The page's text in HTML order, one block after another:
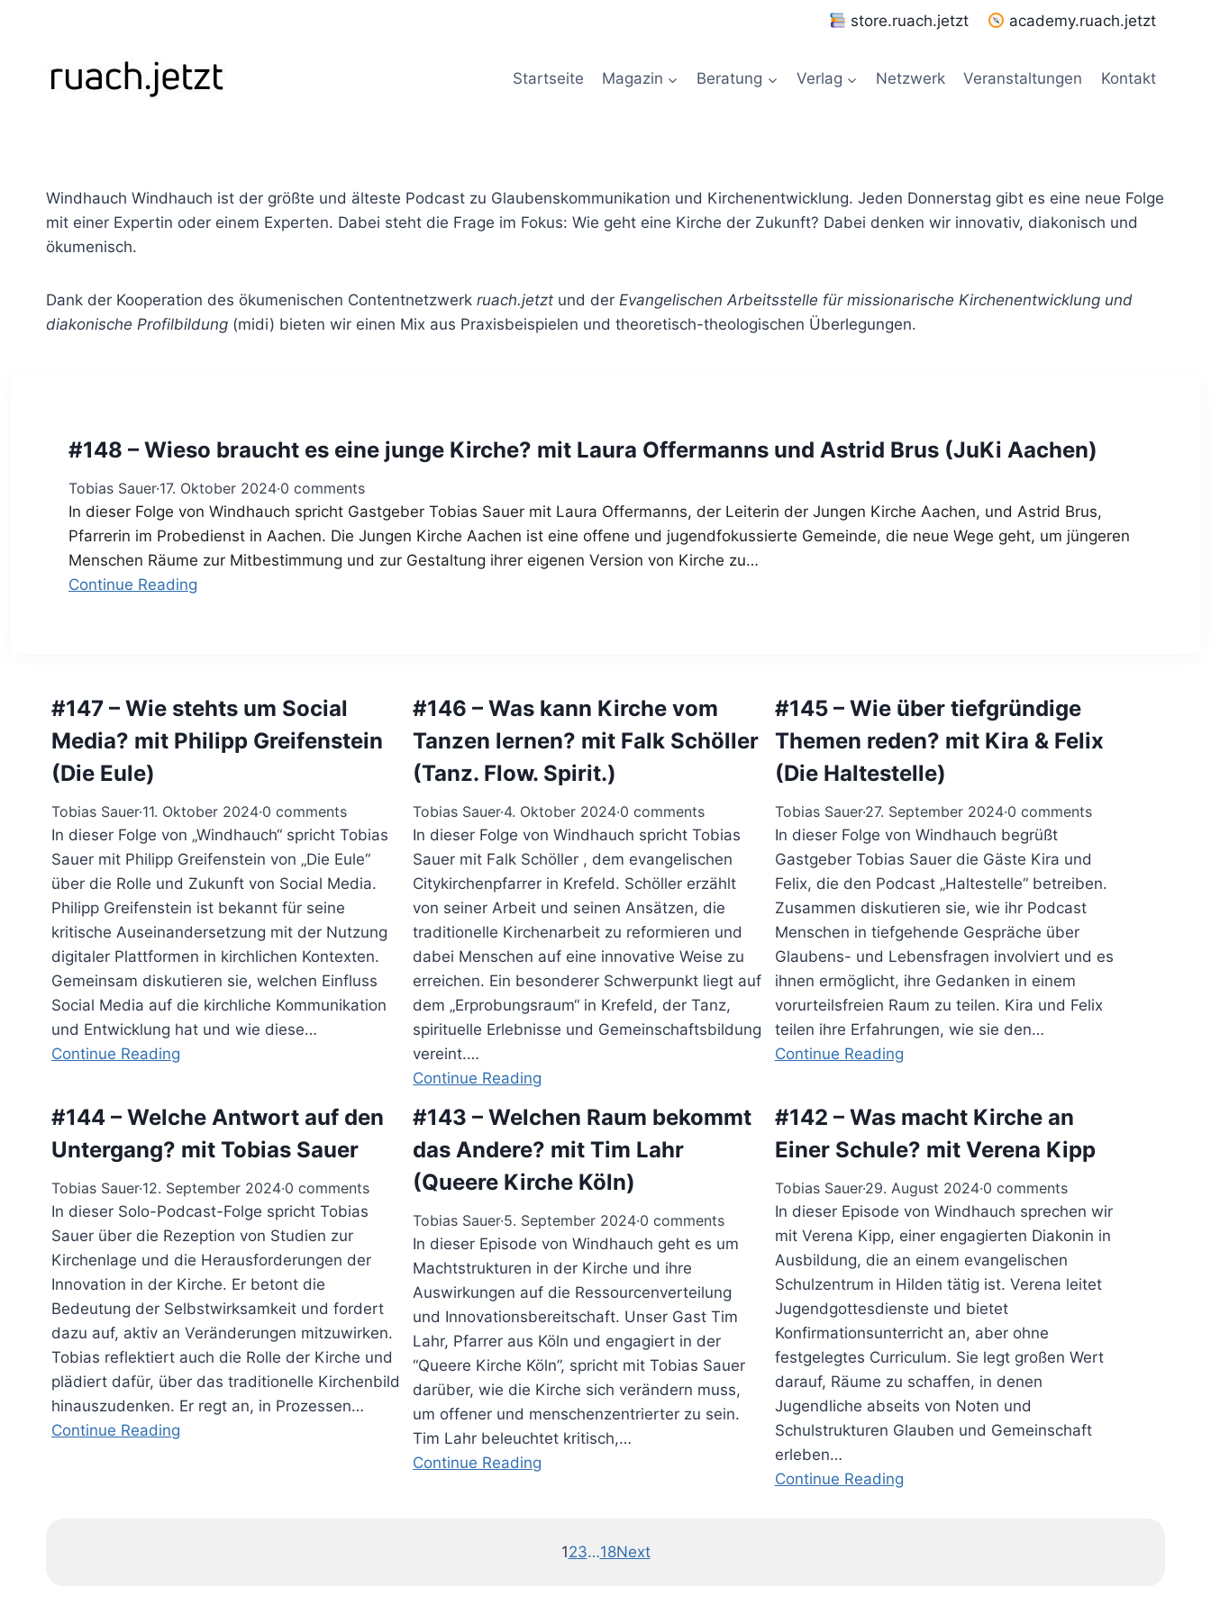
store.ruach.jetzt academy.ruach.jetzt
Startseite Magazin Beratung Verlag Netzwerk Veranstaltungen Kontakt
Windhauch Windhauch ist der größte und älteste Podcast zu Glaubenskommunikation und Kirchenentwicklung. Jeden Donnerstag gibt es eine neue Folge
mit einer Expertin oder einem Experten. Dabei steht die Frage im Fokus: Wie geht eine Kirche der Zukunft? Dabei denken wir innovativ, diakonisch und
ökumenisch.
Dank der Kooperation des ökumenischen Contentnetzwerk ruach.jetzt und der Evangelischen Arbeitsstelle für missionarische Kirchenentwicklung und
diakonische Profilbildung (midi) bieten wir einen Mix aus Praxisbeispielen und theoretisch-theologischen Überlegungen.
#148 – Wieso braucht es eine junge Kirche? mit Laura Offermanns und Astrid Brus (JuKi Aachen)
Tobias Sauer·17. Oktober 2024·0 comments
In dieser Folge von Windhauch spricht Gastgeber Tobias Sauer mit Laura Offermanns, der Leiterin der Jungen Kirche Aachen, und Astrid Brus,
Pfarrerin im Probedienst in Aachen. Die Jungen Kirche Aachen ist eine offene und jugendfokussierte Gemeinde, die neue Wege geht, um jüngeren
Menschen Räume zur Mitbestimmung und zur Gestaltung ihrer eigenen Version von Kirche zu…
Continue Reading
#147 – Wie stehts um Social
Media? mit Philipp Greifenstein
(Die Eule)
Tobias Sauer·11. Oktober 2024·0 comments
In dieser Folge von „Windhauch“ spricht Tobias
Sauer mit Philipp Greifenstein von „Die Eule“
über die Rolle und Zukunft von Social Media.
Philipp Greifenstein ist bekannt für seine
kritische Auseinandersetzung mit der Nutzung
digitaler Plattformen in kirchlichen Kontexten.
Gemeinsam diskutieren sie, welchen Einfluss
Social Media auf die kirchliche Kommunikation
und Entwicklung hat und wie diese…
Continue Reading
#146 – Was kann Kirche vom
Tanzen lernen? mit Falk Schöller
(Tanz. Flow. Spirit.)
Tobias Sauer·4. Oktober 2024·0 comments
In dieser Folge von Windhauch spricht Tobias
Sauer mit Falk Schöller , dem evangelischen
Citykirchenpfarrer in Krefeld. Schöller erzählt
von seiner Arbeit und seinen Ansätzen, die
traditionelle Kirchenarbeit zu reformieren und
dabei Menschen auf eine innovative Weise zu
erreichen. Ein besonderer Schwerpunkt liegt auf
dem „Erprobungsraum“ in Krefeld, der Tanz,
spirituelle Erlebnisse und Gemeinschaftsbildung
vereint.…
Continue Reading
#145 – Wie über tiefgründige
Themen reden? mit Kira & Felix
(Die Haltestelle)
Tobias Sauer·27. September 2024·0 comments
In dieser Folge von Windhauch begrüßt
Gastgeber Tobias Sauer die Gäste Kira und
Felix, die den Podcast „Haltestelle“ betreiben.
Zusammen diskutieren sie, wie ihr Podcast
Menschen in tiefgehende Gespräche über
Glaubens- und Lebensfragen involviert und es
ihnen ermöglicht, ihre Gedanken in einem
vorurteilsfreien Raum zu teilen. Kira und Felix
teilen ihre Erfahrungen, wie sie den…
Continue Reading
#144 – Welche Antwort auf den
Untergang? mit Tobias Sauer
Tobias Sauer·12. September 2024·0 comments
In dieser Solo-Podcast-Folge spricht Tobias
Sauer über die Rezeption von Studien zur
Kirchenlage und die Herausforderungen der
Innovation in der Kirche. Er betont die
Bedeutung der Selbstwirksamkeit und fordert
dazu auf, aktiv an Veränderungen mitzuwirken.
Tobias reflektiert auch die Rolle der Kirche und
plädiert dafür, über das traditionelle Kirchenbild
hinauszudenken. Er regt an, in Prozessen…
Continue Reading
#143 – Welchen Raum bekommt
das Andere? mit Tim Lahr
(Queere Kirche Köln)
Tobias Sauer·5. September 2024·0 comments
In dieser Episode von Windhauch geht es um
Machtstrukturen in der Kirche und ihre
Auswirkungen auf die Ressourcenverteilung
und Innovationsbereitschaft. Unser Gast Tim
Lahr, Pfarrer aus Köln und engagiert in der
“Queere Kirche Köln”, spricht mit Tobias Sauer
darüber, wie die Kirche sich verändern muss,
um offener und menschenzentrierter zu sein.
Tim Lahr beleuchtet kritisch,…
Continue Reading
#142 – Was macht Kirche an
Einer Schule? mit Verena Kipp
Tobias Sauer·29. August 2024·0 comments
In dieser Episode von Windhauch sprechen wir
mit Verena Kipp, einer engagierten Diakonin in
Ausbildung, die an einem evangelischen
Schulzentrum in Hilden tätig ist. Verena leitet
Jugendgottesdienste und bietet
Konfirmationsunterricht an, aber ohne
festgelegtes Curriculum. Sie legt großen Wert
darauf, Räume zu schaffen, in denen
Jugendliche abseits von Noten und
Schulstrukturen Glauben und Gemeinschaft
erleben…
Continue Reading
123…18Next